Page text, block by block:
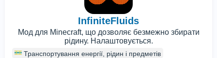
InfiniteFluids
Мод для Minecraft, що дозволяє безмежно збирати
рідину. Налаштовується.
Транспортування енергії, рідин і предметів